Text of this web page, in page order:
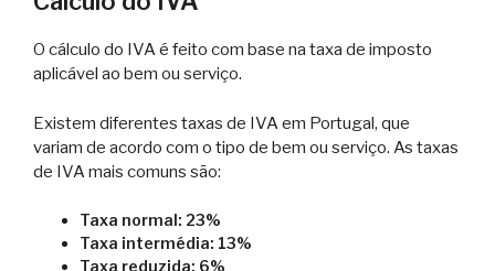
O cálculo do IVA é feito com base na taxa de imposto
aplicável ao bem ou serviço.
Existem diferentes taxas de IVA em Portugal, que
variam de acordo com o tipo de bem ou serviço. As taxas
de IVA mais comuns são:
Taxa normal: 23%
Taxa intermédia: 13%
Taxa reduzida: 6%